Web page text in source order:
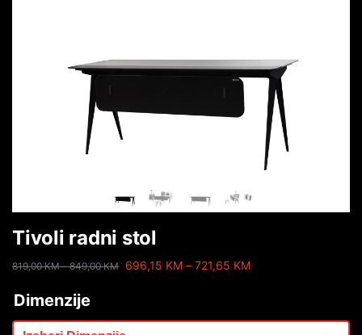
Tivoli radni stol
819,00KM – 849,00KM 696,15 KM – 721,65 KM
Dimenzije